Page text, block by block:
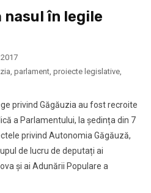
nasul în legile
, parlament, proiecte legislative,
privind Găgăuzia au fost recroite
a Parlamentului, la ședința din 7
privind Autonomia Găgăuză,
de lucru de deputați ai
și ai Adunării Populare a